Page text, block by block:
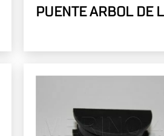
PUENTE ARBOL DE